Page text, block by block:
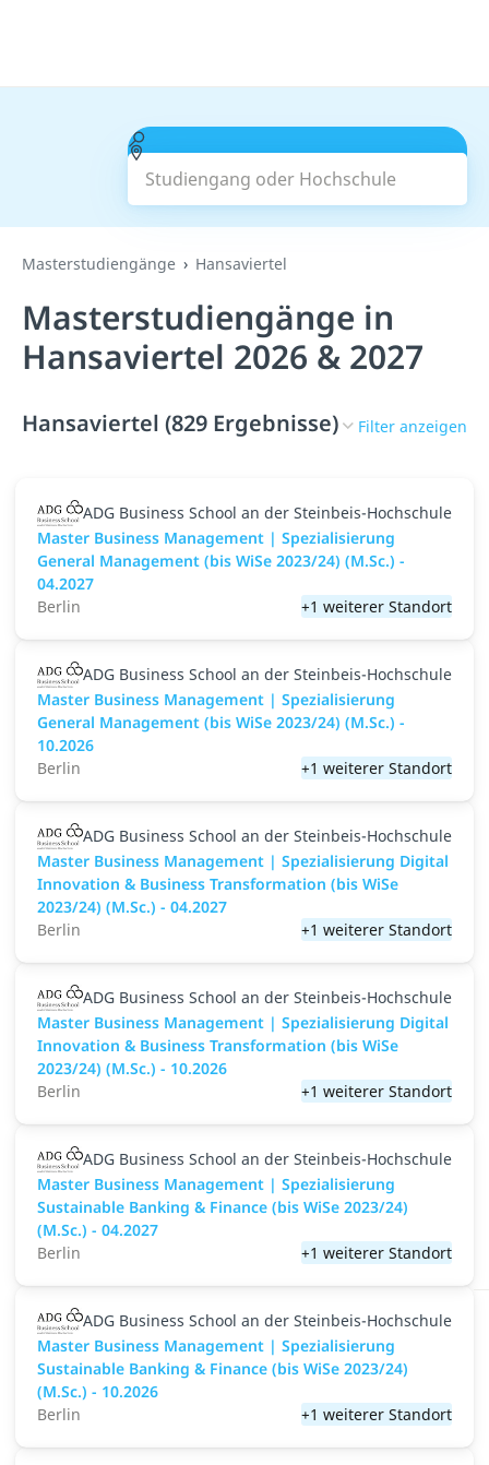
Studiengang oder Hochschule
Suchen
Masterstudiengänge Hansaviertel
Masterstudiengänge in
Hansaviertel 2026 & 2027
Hansaviertel (829 Ergebnisse) Filter anzeigen
ADG Business School an der Steinbeis-Hochschule
Master Business Management | Spezialisierung
General Management (bis WiSe 2023/24) (M.Sc.) -
04.2027
Berlin
+1 weiterer Standort
ADG Business School an der Steinbeis-Hochschule
Master Business Management | Spezialisierung
General Management (bis WiSe 2023/24) (M.Sc.) -
10.2026
Berlin
+1 weiterer Standort
ADG Business School an der Steinbeis-Hochschule
Master Business Management | Spezialisierung Digital
Innovation & Business Transformation (bis WiSe
2023/24) (M.Sc.) - 04.2027
Berlin
+1 weiterer Standort
ADG Business School an der Steinbeis-Hochschule
Master Business Management | Spezialisierung Digital
Innovation & Business Transformation (bis WiSe
2023/24) (M.Sc.) - 10.2026
Berlin
+1 weiterer Standort
ADG Business School an der Steinbeis-Hochschule
Master Business Management | Spezialisierung
Sustainable Banking & Finance (bis WiSe 2023/24)
(M.Sc.) - 04.2027
Berlin
+1 weiterer Standort
ADG Business School an der Steinbeis-Hochschule
Master Business Management | Spezialisierung
Sustainable Banking & Finance (bis WiSe 2023/24)
(M.Sc.) - 10.2026
Berlin
+1 weiterer Standort